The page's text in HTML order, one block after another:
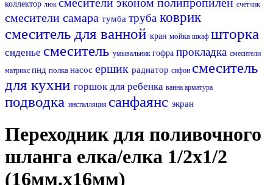
коллектор люк счетчик
смесители самара тумба труба коврик
смеситель для ванной кран мойка шкаф шторка
сиденье смеситель умывальник гофра прокладка смесители
матрикс пнд полка насос ершик радиатор сифон смеситель
для кухни горшок для ребенка ванна арматура
подводка инсталляция санфаянс экран
Переходник для поливочного
шланга елка/елка 1/2х1/2
(16мм.х16мм)